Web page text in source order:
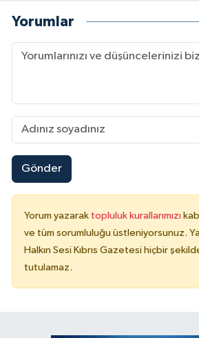
Yorumlar
Gönder
Yorum yazarak topluluk kurallarımızı
ve tüm sorumluluğu üstleniyorsunuz.
Halkın Sesi Kıbrıs Gazetesi hiçbir
tutulamaz.